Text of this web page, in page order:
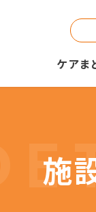
ケアま
施